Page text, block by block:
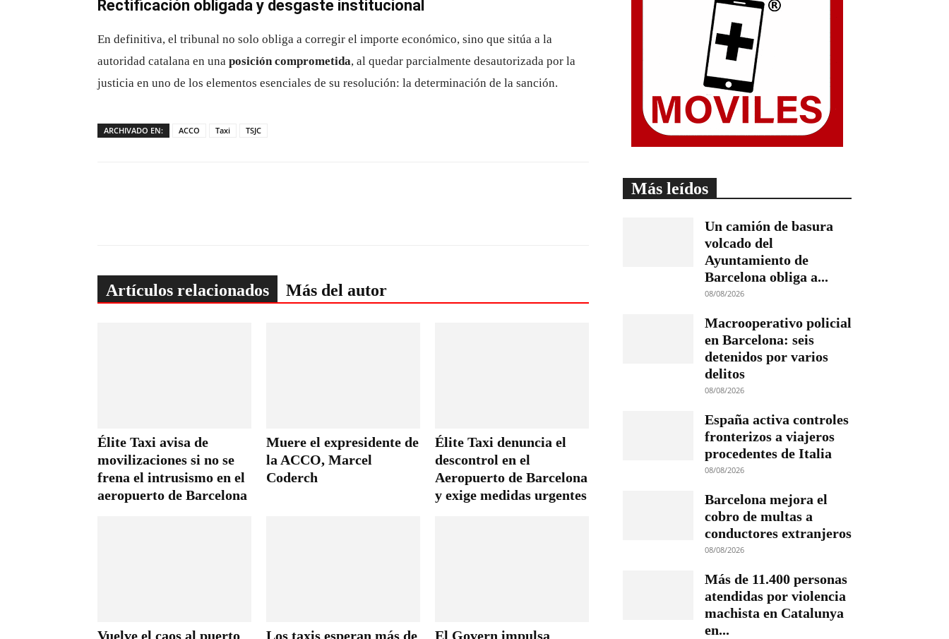
Rectificación obligada y desgaste institucional
En definitiva, el tribunal no solo obliga a corregir el importe económico, sino que sitúa a la
autoridad catalana en una posición comprometida, al quedar parcialmente desautorizada por la
justicia en uno de los elementos esenciales de su resolución: la determinación de la sanción.
ARCHIVADO EN: ACCO Taxi TSJC
Artículos relacionados Más del autor
Élite Taxi avisa de
movilizaciones si no se
frena el intrusismo en el
aeropuerto de Barcelona
Muere el expresidente de
la ACCO, Marcel
Coderch
Élite Taxi denuncia el
descontrol en el
Aeropuerto de Barcelona
y exige medidas urgentes
Vuelve el caos al puerto
Los taxis esperan más de
El Govern impulsa
Más leídos
Un camión de basura
volcado del
Ayuntamiento de
Barcelona obliga a...
08/08/2026
Macrooperativo policial
en Barcelona: seis
detenidos por varios
delitos
08/08/2026
España activa controles
fronterizos a viajeros
procedentes de Italia
08/08/2026
Barcelona mejora el
cobro de multas a
conductores extranjeros
08/08/2026
Más de 11.400 personas
atendidas por violencia
machista en Catalunya
en...